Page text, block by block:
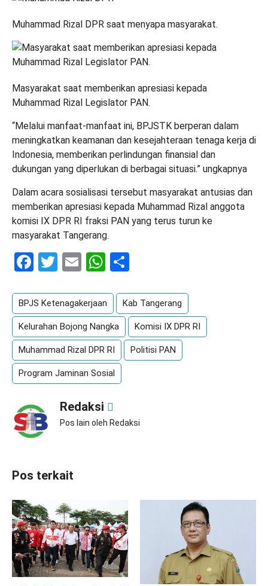
Muhammad Rizal DPR saat menyapa masyarakat.
Masyarakat saat memberikan apresiasi kepada
Muhammad Rizal Legislator PAN.
“Melalui manfaat-manfaat ini, BPJSTK berperan dalam
meningkatkan keamanan dan kesejahteraan tenaga kerja di
Indonesia, memberikan perlindungan finansial dan
dukungan yang diperlukan di berbagai situasi.” ungkapnya
Dalam acara sosialisasi tersebut masyarakat antusias dan
memberikan apresiasi kepada Muhammad Rizal anggota
komisi IX DPR RI fraksi PAN yang terus turun ke
masyarakat Tangerang.
Facebook
Twitter
EmailWhatsApp
BPJS Ketenagakerjaan Kab Tangerang
Kelurahan Bojong Nangka Komisi IX DPR RI
Muhammad Rizal DPR RI Politisi PAN
Program Jaminan Sosial
Redaksi
Pos lain oleh Redaksi
Pos terkait